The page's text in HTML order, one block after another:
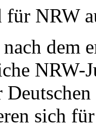
NRW
dem
NRW-
sich